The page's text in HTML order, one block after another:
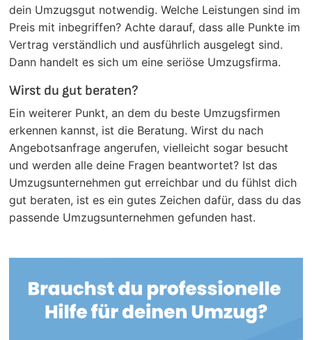
dein Umzugsgut notwendig. Welche Leistungen sind im
Preis mit inbegriffen? Achte darauf, dass alle Punkte im
Vertrag verständlich und ausführlich ausgelegt sind.
Dann handelt es sich um eine seriöse Umzugsfirma.
Wirst du gut beraten?
Ein weiterer Punkt, an dem du beste Umzugsfirmen
erkennen kannst, ist die Beratung. Wirst du nach
Angebotsanfrage angerufen, vielleicht sogar besucht
und werden alle deine Fragen beantwortet? Ist das
Umzugsunternehmen gut erreichbar und du fühlst dich
gut beraten, ist es ein gutes Zeichen dafür, dass du das
passende Umzugsunternehmen gefunden hast.